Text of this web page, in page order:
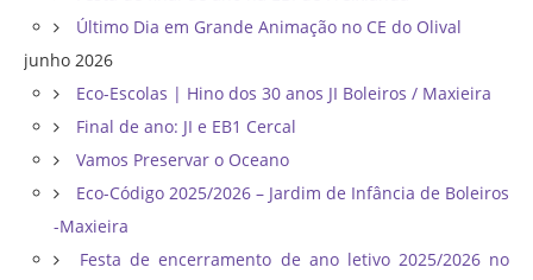
Último Dia em Grande Animação no CE do Olival
junho 2026
Eco-Escolas | Hino dos 30 anos JI Boleiros / Maxieira
Final de ano: JI e EB1 Cercal
Vamos Preservar o Oceano
Eco-Código 2025/2026 – Jardim de Infância de Boleiros
-Maxieira
Festa de encerramento de ano letivo 2025/2026 no